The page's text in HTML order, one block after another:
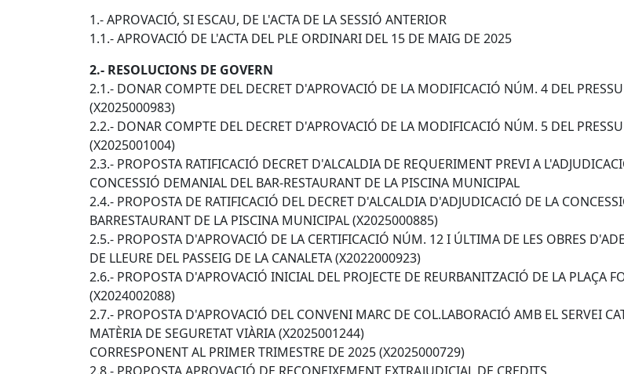
1.- APROVACIÓ, SI ESCAU, DE L'ACTA DE LA SESSIÓ ANTERIOR
1.1.- APROVACIÓ DE L'ACTA DEL PLE ORDINARI DEL 15 DE MAIG DE 2025
2.- RESOLUCIONS DE GOVERN
2.1.- DONAR COMPTE DEL DECRET D'APROVACIÓ DE LA MODIFICACIÓ NÚM. 4 DEL
(X2025000983)
2.2.- DONAR COMPTE DEL DECRET D'APROVACIÓ DE LA MODIFICACIÓ NÚM. 5 DEL
(X2025001004)
2.3.- PROPOSTA RATIFICACIÓ DECRET D'ALCALDIA DE REQUERIMENT PREVI A
CONCESSIÓ DEMANIAL DEL BAR-RESTAURANT DE LA PISCINA MUNICIPAL
2.4.- PROPOSTA DE RATIFICACIÓ DEL DECRET D'ALCALDIA D'ADJUDICACIÓ DE LA
BARRESTAURANT DE LA PISCINA MUNICIPAL (X2025000885)
2.5.- PROPOSTA D'APROVACIÓ DE LA CERTIFICACIÓ NÚM. 12 I ÚLTIMA DE LES OBRES
DE LLEURE DEL PASSEIG DE LA CANALETA (X2022000923)
2.6.- PROPOSTA D'APROVACIÓ INICIAL DEL PROJECTE DE REURBANITZACIÓ DE LA PLAÇA
(X2024002088)
2.7.- PROPOSTA D'APROVACIÓ DEL CONVENI MARC DE COL.LABORACIÓ AMB EL SERVEI
MATÈRIA DE SEGURETAT VIÀRIA (X2025001244)
CORRESPONENT AL PRIMER TRIMESTRE DE 2025 (X2025000729)